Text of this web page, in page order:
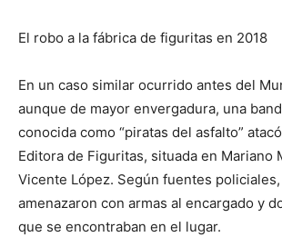
El robo a la fábrica de figuritas en 2018
En un caso similar ocurrido antes del
aunque de mayor envergadura, una
conocida como “piratas del asfalto”
Editora de Figuritas, situada en Mariano
Vicente López. Según fuentes
amenazaron con armas al encargado y
que se encontraban en el lugar.